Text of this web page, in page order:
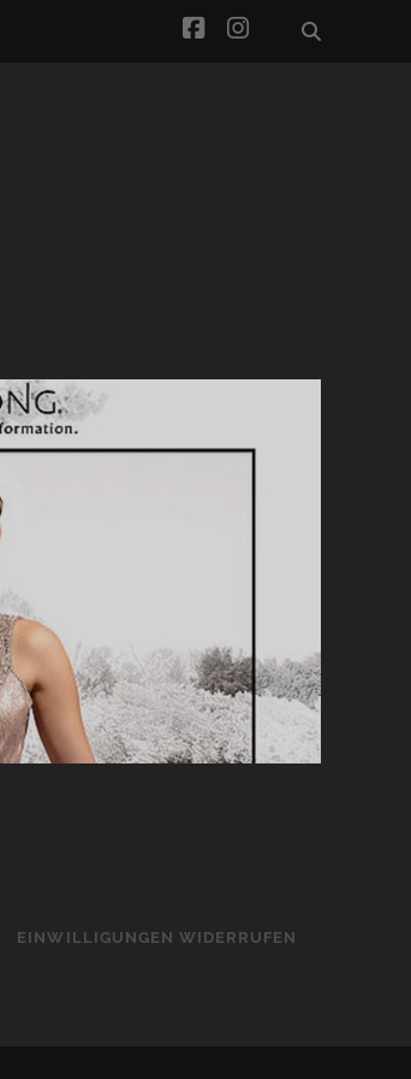
facebook
instagram
EINWILLIGUNGEN WIDERRUFEN